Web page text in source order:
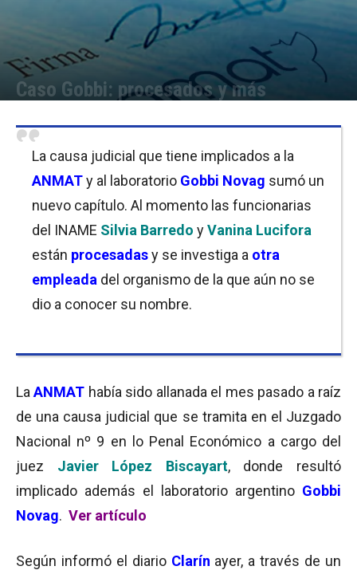
Caso Gobbi: procesados y más
La causa judicial que tiene implicados a la
ANMATy al laboratorio Gobbi Novag sumó un
nuevo capítulo. Al momento las funcionarias
del INAME Silvia Barredo yVanina Lucifora
están procesadasy se investiga a otra
empleada del organismo de la que aún no se
dio a conocer su nombre.
LaANMAT había sido allanada el mes pasado a raíz
de una causa judicial que se tramita en el Juzgado
Nacional nº 9 en lo Penal Económico a cargo del
juez Javier López Biscayart, donde resultó
implicado además el laboratorio argentino Gobbi
Novag. Ver artículo
Según informó el diario Clarín ayer, a través de un